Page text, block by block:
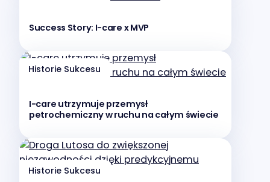
Success Story: I-care x MVP
Historie Sukcesu
I-care utrzymuje przemysł
petrochemiczny w ruchu na całym świecie
Historie Sukcesu